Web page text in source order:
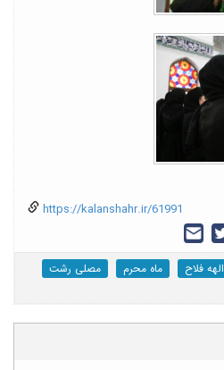
https://kalanshahr.ir/61991
الهه فلاح ماه محرم
مصلی رشت